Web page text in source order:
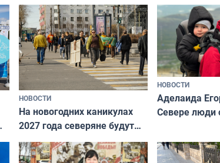
«Мисс и
Русь»
НОВОСТИ
На новогодних каникулах
2027 года северяне будут
отдыхать 11 дней
НОВОСТИ
Аделаида
Севере люди
а потому что
ты им